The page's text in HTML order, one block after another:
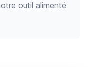
outil alimenté